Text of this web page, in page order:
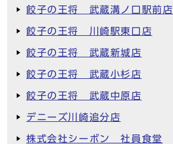
餃子の王将 武蔵溝ノ口駅前店
餃子の王将 川崎駅東口店
餃子の王将 武蔵新城店
餃子の王将 武蔵小杉店
餃子の王将 武蔵中原店
デニーズ川崎追分店
株式会社シーボン 社員食堂